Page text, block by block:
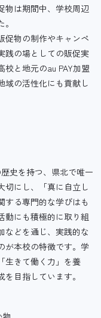
物は期間中、学校周辺
促物の制作やキャンペ
践の場としての販促実
と地元のau PAY加盟
域の活性化にも貢献し
史を持つ、県北で唯一
切にし、「真に自立し
する専門的な学びはも
動にも積極的に取り組
などを通じ、実践的な
が本校の特徴です。学
生きて働く力」を養
目指しています。